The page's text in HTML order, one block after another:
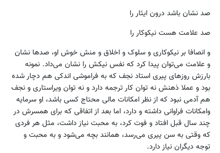
صد نشان باشد درون ایثار را
صد علامت هست نیکوکار را
و انصافا بر نیکوکاری و سلوک و اخلاق و منش خوش او، صدها نشان
و علامت می‌توان پیدا کرد که نفس نیکش را نشان می‌داد. نمونه
بارزش روزهای پیری استاد نجف که به فراموشی اندکی هم دچار شده
بود و عملا ذهنش نه توان کار ترجمه دارد و نه توان ویراستاری و نجف
هم آدمی نبود که از نظر امکانات مالی محتاج کسی باشد، او سرمایه
وامکانات فراوانی داشته و دارد، اما بعد از اتفاقی که برای همسرش در
چند سال قبل افتاد و فوت کرد، به محبت نیاز داشت، مثل هر فردی
که وقتی به سن پیری می‌رسد، همانند بچه می‌شود و به محبت و
توجه دیگران نیاز دارد.